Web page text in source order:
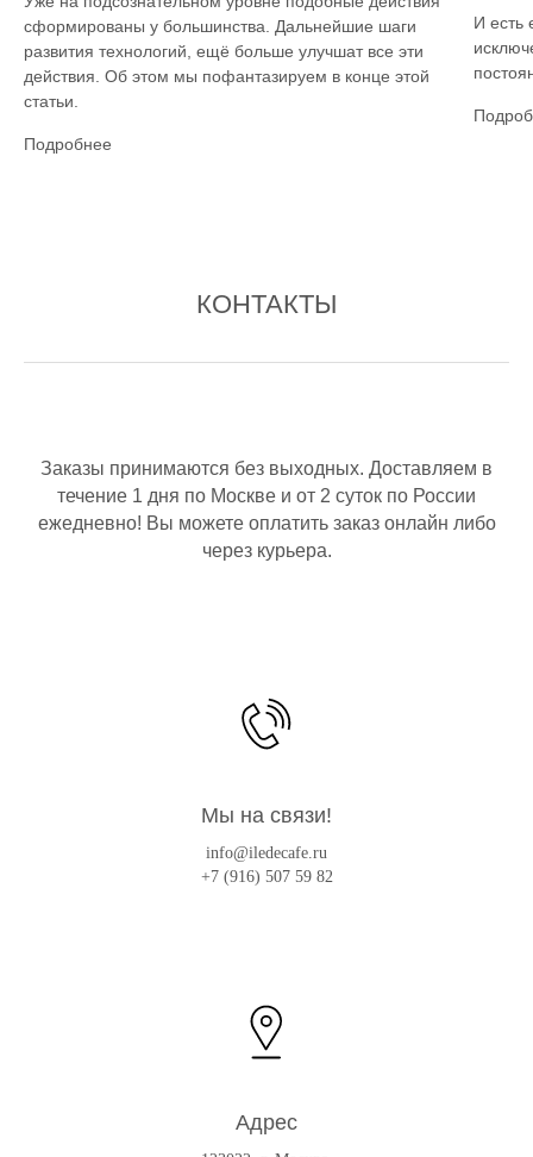
сформированы у большинства. Дальнейшие шаги
развития технологий, ещё больше улучшат все эти
действия. Об этом мы пофантазируем в конце этой
статьи.
Подробнее
И есть
КОНТАКТЫ
Заказы принимаются без выходных. Доставляем в
течение 1 дня по Москве и от 2 суток по России
ежедневно! Вы можете оплатить заказ онлайн либо
через курьера.
Мы на связи!
info@iledecafe.ru
+7 (916) 507 59 82
Адрес